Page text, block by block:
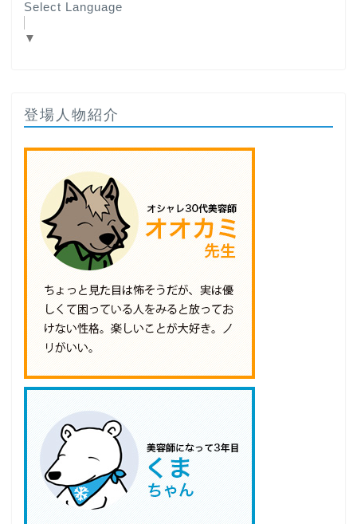
Select Language
▼
登場人物紹介